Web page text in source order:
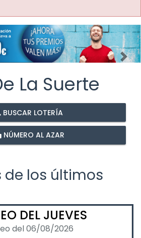
La Suerte
BUSCAR LOTERÍA
NÚMERO AL AZAR
de los últimos
DEL JUEVES
del 06/08/2026